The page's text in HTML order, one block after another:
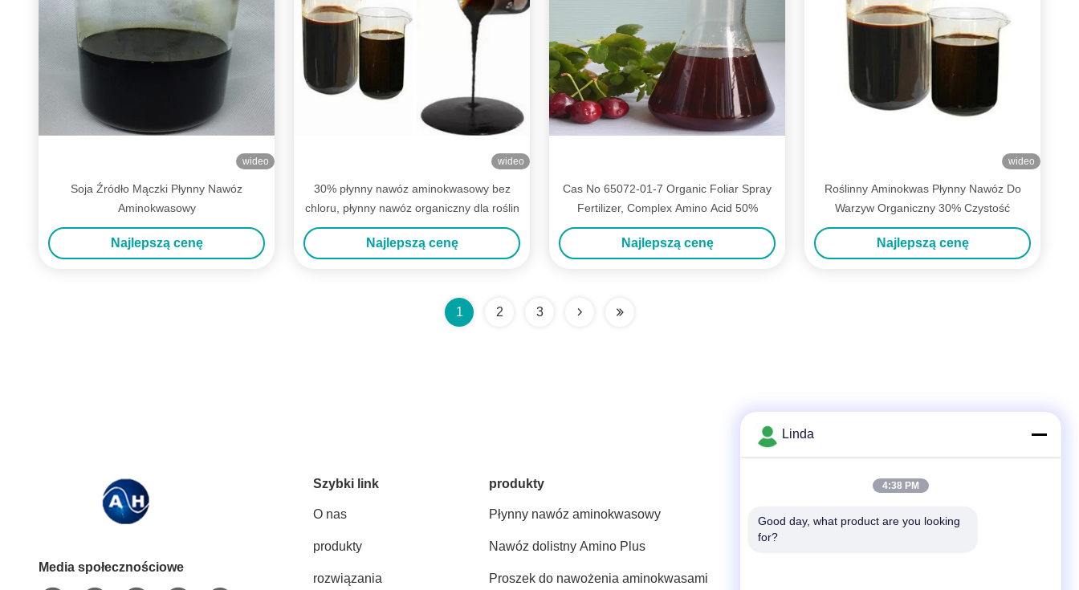
wideo
Soja Źródło Mączki Płynny Nawóz
Aminokwasowy
Najlepszą cenę
wideo
30% płynny nawóz aminokwasowy bez
chloru, płynny nawóz organiczny dla roślin
Najlepszą cenę
Cas No 65072-01-7 Organic Foliar Spray
Fertilizer, Complex Amino Acid 50%
Najlepszą cenę
wideo
Roślinny Aminokwas Płynny Nawóz Do
Warzyw Organiczny 30% Czystość
Najlepszą cenę
1 2 3
Media społecznościowe
Szybki link
O nas
produkty
rozwiązania
produkty
Płynny nawóz aminokwasowy
Nawóz dolistny Amino Plus
Proszek do nawożenia aminokwasami
Tel.
Linda
4:38 PM
Good day, what product are you looking
for?